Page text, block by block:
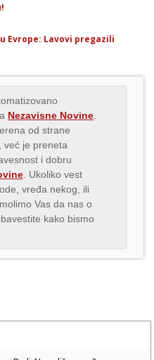
Evrope: Lavovi pregazili
Nezavisne Novine
od strane
već je preneta
i dobru
. Ukoliko vest
vređa nekog, ili
Vas da nas o
kako bismo